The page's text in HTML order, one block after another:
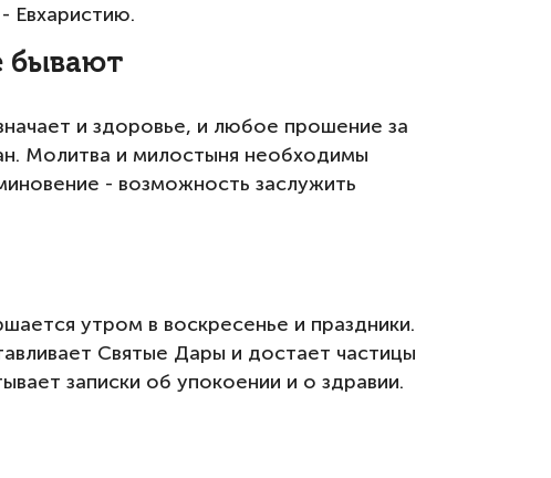
Евхаристию.
бывают
и здоровье, и любое прошение за
Молитва и милостыня необходимы
- возможность заслужить
утром в воскресенье и праздники.
Святые Дары и достает частицы
записки об упокоении и о здравии.